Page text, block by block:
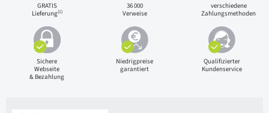
GRATIS
Lieferung(1)
36 000
Verweise
verschiedene
Zahlungsmethoden
Sichere
Webseite
& Bezahlung
Niedrigpreise
garantiert
Qualifizierter
Kundenservice